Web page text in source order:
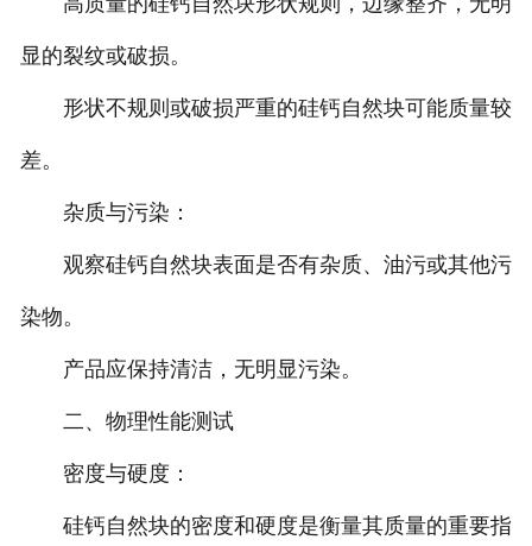
显的裂纹或破损。
形状不规则或破损严重的硅钙自然块可能质量较
差。
杂质与污染：
观察硅钙自然块表面是否有杂质、油污或其他污
染物。
产品应保持清洁，无明显污染。
二、物理性能测试
密度与硬度：
硅钙自然块的密度和硬度是衡量其质量的重要指